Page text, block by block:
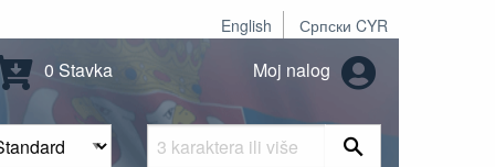
English Српски CYR
0 Stavka Moj nalog